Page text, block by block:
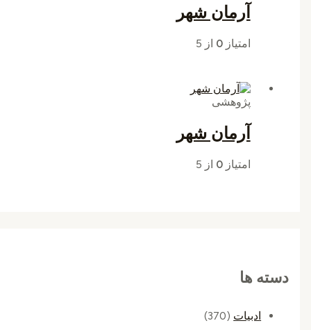
دسته ها
ادبیات (370)
آرمان شهر
امتیاز0از 5
پژوهشی
آرمان شهر
امتیاز0از 5